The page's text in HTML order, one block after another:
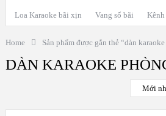
Loa Karaoke bãi xịn Vang số bãi
Home Sản phẩm được gắn thẻ “dàn
DÀN KARAOKE